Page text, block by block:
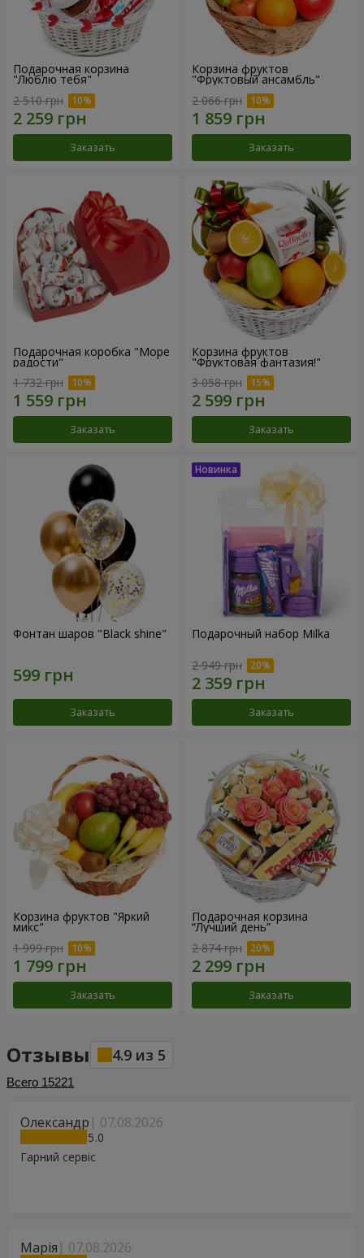
Подарочная корзина
"Люблю тебя"
2 510 грн
Заказать
Корзина фруктов
"Фруктовый ансамбль"
2 066 грн
Заказать
Подарочная коробка "Море
радости"
1 732 грн
Заказать
Корзина фруктов
"Фруктовая фантазия!"
3 058 грн
Заказать
Фонтан шаров "Black shine"
Заказать
Подарочный набор Milka
2 949 грн
Заказать
Корзина фруктов "Яркий
микс"
1 999 грн
Заказать
Подарочная корзина
“Лучший день”
2 874 грн
Заказать
Отзывы 4.9 из 5
Всего 15221
Олександр 07.08.2026
5
Гарний сервіс
Марія 07.08.2026